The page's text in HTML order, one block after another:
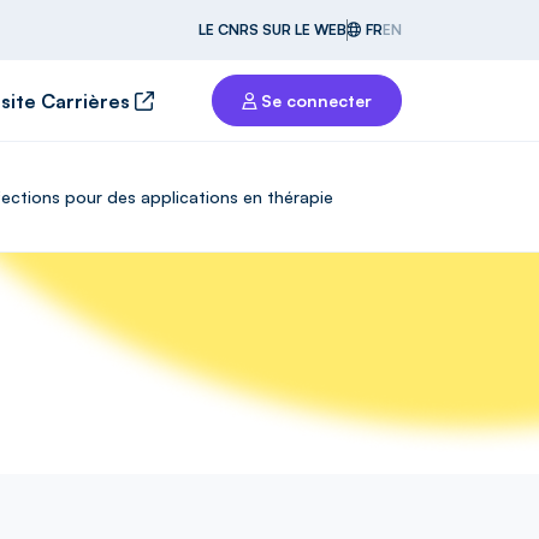
LE CNRS SUR LE WEB FREN
Carrières Se connecter
pour des applications en thérapie